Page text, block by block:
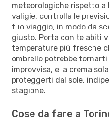
meteorologiche rispetto a
valigie, controlla le
tuo viaggio, in modo da
giusto. Porta con te abiti
temperature più fresche
ombrello potrebbe
improvvisa, e la crema
proteggerti dal sole,
stagione.
Cose da fare a